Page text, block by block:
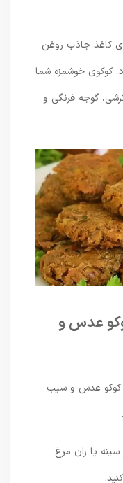
جاذب روغن
خوشمزه شما
فرنگی و
و
عدس و سیب
ران مرغ